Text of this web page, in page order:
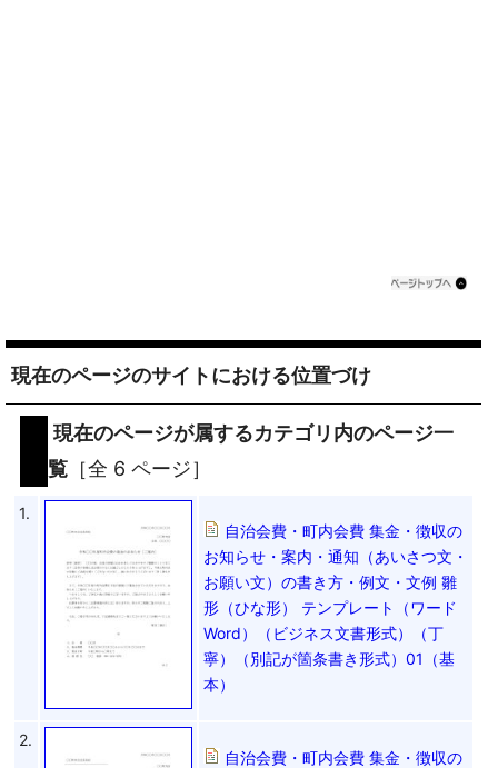
現在のページのサイトにおける位置づけ
現在のページが属するカテゴリ内のページ一
覧 ［全 6 ページ］
1.
自治会費・町内会費 集金・徴収の
お知らせ・案内・通知（あいさつ文・
お願い文）の書き方・例文・文例 雛
形（ひな形） テンプレート（ワード
Word）（ビジネス文書形式）（丁
寧）（別記が箇条書き形式）01（基
本）
2.
自治会費・町内会費 集金・徴収の